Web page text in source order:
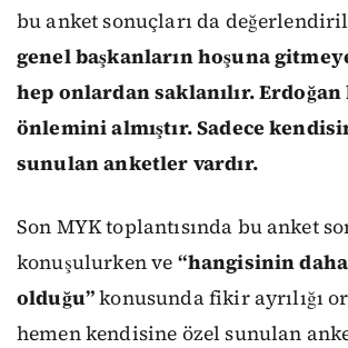
bu anket sonuçları da
genel başkanların hoşuna
hep onlardan saklanılır.
önlemini almıştır. Sadece
sunulan anketler vardır.
Son MYK toplantısında bu anket
konuşulurken ve “hangisinin
olduğu”konusunda fikir ayrılığı
hemen kendisine özel sunulan